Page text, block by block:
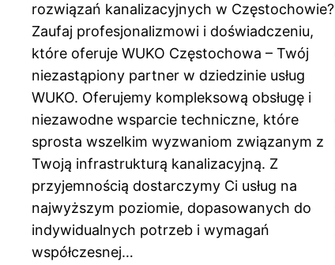
rozwiązań kanalizacyjnych w Częstochowie?
Zaufaj profesjonalizmowi i doświadczeniu,
które oferuje WUKO Częstochowa – Twój
niezastąpiony partner w dziedzinie usług
WUKO. Oferujemy kompleksową obsługę i
niezawodne wsparcie techniczne, które
sprosta wszelkim wyzwaniom związanym z
Twoją infrastrukturą kanalizacyjną. Z
przyjemnością dostarczymy Ci usług na
najwyższym poziomie, dopasowanych do
indywidualnych potrzeb i wymagań
współczesnej…